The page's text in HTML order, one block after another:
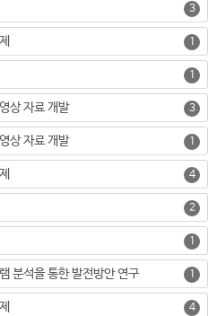
3
1
1
상 자료 개발 3
상 자료 개발 1
4
2
1
분석을 통한 발전방안 연구 1
4